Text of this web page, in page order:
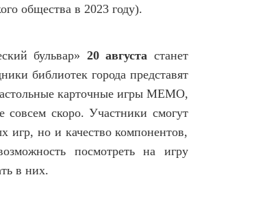
общества в 2023 году).
бульвар» 20 августа станет
библиотек города представят
карточные игры МЕМО,
совсем скоро. Участники смогут
игр, но и качество компонентов,
посмотреть на игру
в них.